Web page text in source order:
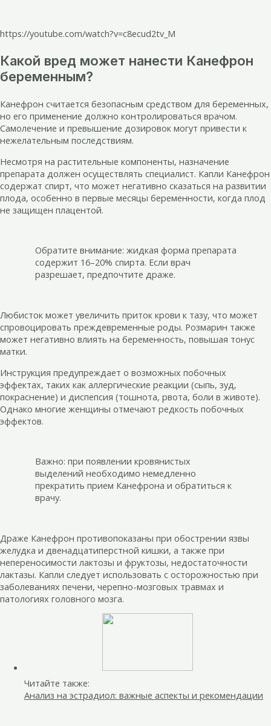
https://youtube.com/watch?v=c8ecud2tv_M
Какой вред может нанести Канефрон
беременным?
Канефрон считается безопасным средством для беременных,
но его применение должно контролироваться врачом.
Самолечение и превышение дозировок могут привести к
нежелательным последствиям.
Несмотря на растительные компоненты, назначение
препарата должен осуществлять специалист. Капли Канефрон
содержат спирт, что может негативно сказаться на развитии
плода, особенно в первые месяцы беременности, когда плод
не защищен плацентой.
Обратите внимание: жидкая форма препарата
содержит 16–20% спирта. Если врач
разрешает, предпочтите драже.
Любисток может увеличить приток крови к тазу, что может
спровоцировать преждевременные роды. Розмарин также
может негативно влиять на беременность, повышая тонус
матки.
Инструкция предупреждает о возможных побочных
эффектах, таких как аллергические реакции (сыпь, зуд,
покраснение) и диспепсия (тошнота, рвота, боли в животе).
Однако многие женщины отмечают редкость побочных
эффектов.
Важно: при появлении кровянистых
выделений необходимо немедленно
прекратить прием Канефрона и обратиться к
врачу.
Драже Канефрон противопоказаны при обострении язвы
желудка и двенадцатиперстной кишки, а также при
непереносимости лактозы и фруктозы, недостаточности
лактазы. Капли следует использовать с осторожностью при
заболеваниях печени, черепно-мозговых травмах и
патологиях головного мозга.
Читайте также:
Анализ на эстрадиол: важные аспекты и рекомендации